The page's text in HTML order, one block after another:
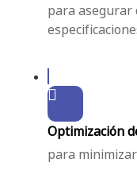
para asegurar
Optimización
para